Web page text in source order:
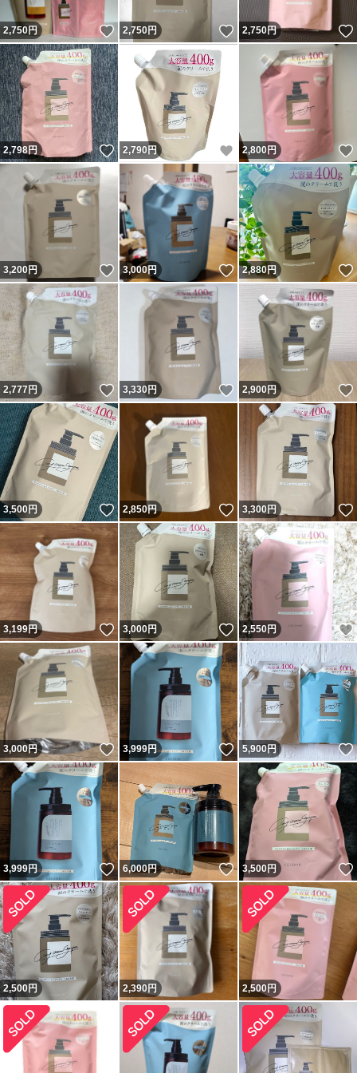
2,750円 いいね！
2,750円 いいね！
2,750円
2,798円 いいね！
2,790 円 いいね！
2,800円
3,200円 いいね！
3,000円 いいね！
2,880円
2,777円 いいね！
3,330円 いいね！
2,900円
3,500円 いいね！
2,850円 いいね！
3,300円
3,199円 いいね！
3,000円 いいね！
2,550円
3,000円 いいね！
3,999円 いいね！
5,900円
3,999円 いいね！
6,000円 いいね！
3,500円
2,500円 2,390円 2,500円